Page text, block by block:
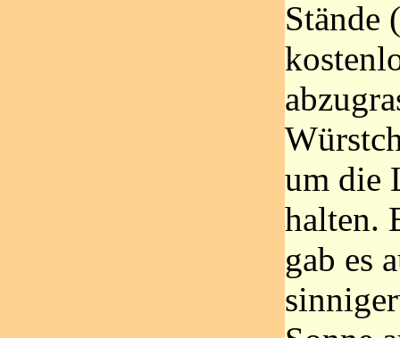
Stände
um die
halten.
gab es